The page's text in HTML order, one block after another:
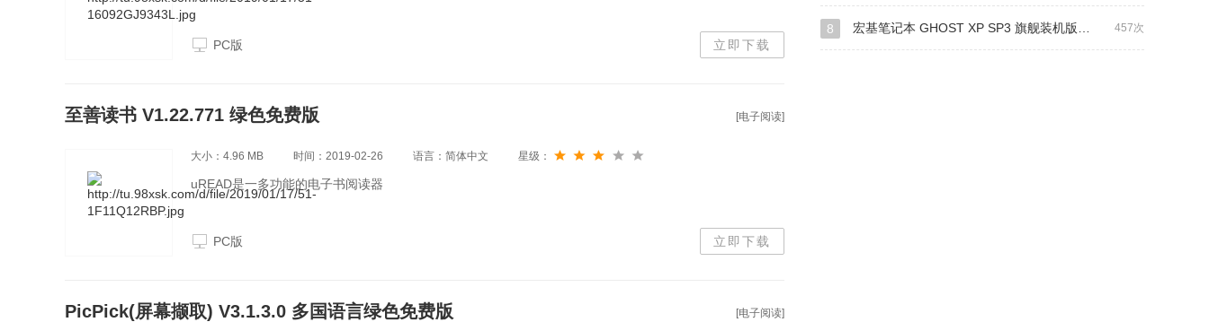
PC版 立即下载
[电子阅读]
至善读书 V1.22.771 绿色免费版
大小：4.96 MB 时间：2019-02-26 语言：简体中文 星级：
uREAD是一多功能的电子书阅读器
PC版 立即下载
[电子阅读]
PicPick(屏幕撷取) V3.1.3.0 多国语言绿色免费版
457次
8 宏基笔记本 GHOST XP SP3 旗舰装机版 V2019.01